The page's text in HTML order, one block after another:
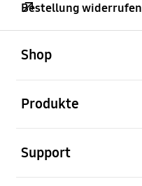
Bestellung widerrufen
Shop
Produkte
Support